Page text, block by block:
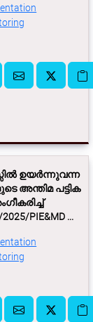
ഉയര്‍ന്നുവന്ന
അന്തിമ പട്ടിക
PIE&MD ...